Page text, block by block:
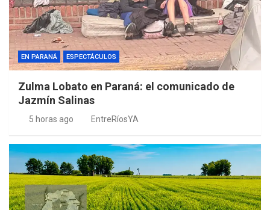
EN PARANÁ ESPECTÁCULOS
Zulma Lobato en Paraná: el comunicado de
Jazmín Salinas
5 horas ago EntreRíosYA